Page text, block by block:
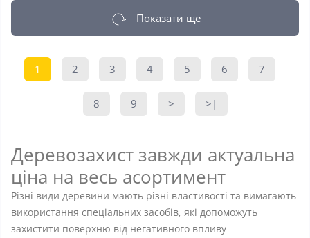
Показати ще
1 2 3 4 5 6 7
8 9 > >|
Деревозахист завжди актуальна
ціна на весь асортимент
Різні види деревини мають різні властивості та вимагають
використання спеціальних засобів, які допоможуть
захистити поверхню від негативного впливу